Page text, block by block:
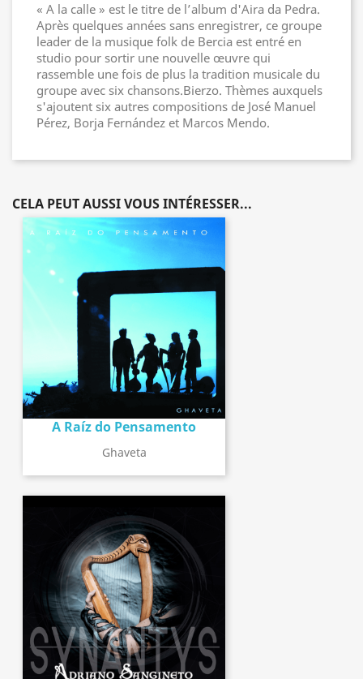
« A la calle » est le titre de l’album d'Aira da Pedra.
Après quelques années sans enregistrer, ce groupe
leader de la musique folk de Bercia est entré en
studio pour sortir une nouvelle œuvre qui
rassemble une fois de plus la tradition musicale du
groupe avec six chansons.Bierzo. Thèmes auxquels
s'ajoutent six autres compositions de José Manuel
Pérez, Borja Fernández et Marcos Mendo.
CELA PEUT AUSSI VOUS INTÉRESSER...
A Raíz do Pensamento
Ghaveta